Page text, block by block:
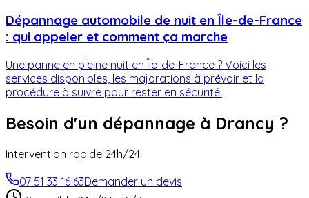
Dépannage automobile de nuit en Île-de-France
: qui appeler et comment ça marche
Une panne en pleine nuit en Île-de-France ? Voici les
services disponibles, les majorations à prévoir et la
procédure à suivre pour rester en sécurité.
Besoin d'un dépannage à Drancy ?
Intervention rapide 24h/24
07 51 33 16 63Demander un devis